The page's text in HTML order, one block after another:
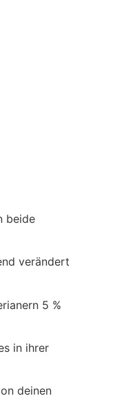
beide
verändert
5 %
in ihrer
deinen